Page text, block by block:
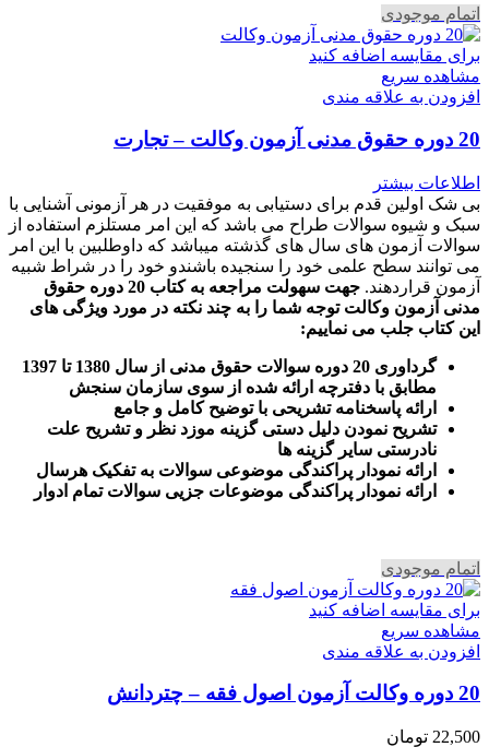
اتمام موجودی
برای مقایسه اضافه کنید
مشاهده سریع
افزودن به علاقه مندی
20 دوره حقوق مدنی آزمون وکالت – تجارت
اطلاعات بیشتر
بی شک اولین قدم برای دستیابی به موفقیت در هر آزمونی آشنایی با
سبک و شیوه سوالات طراح می باشد که این امر مستلزم استفاده از
سوالات آزمون های سال های گذشته میباشد که داوطلبین با این امر
می توانند سطح علمی خود را سنجیده باشندو خود را در شراط شبیه
آزمون قراردهند.
جهت سهولت مراجعه به کتاب 20 دوره حقوق
مدنی آزمون وکالت توجه شما را به چند نکته در مورد ویژگی های
این کتاب جلب می نماییم:
گرداوری 20 دوره سوالات حقوق مدنی از سال 1380 تا 1397
مطابق با دفترچه ارائه شده از سوی سازمان سنجش
ارائه پاسخنامه تشریحی با توضیح کامل و جامع
تشریح نمودن دلیل دستی گزینه موزد نظر و تشریح علت
نادرستی سایر گزینه ها
ارائه نمودار پراکندگی موضوعی سوالات به تفکیک هرسال
رائه نمودار پراکندگی موضوعات جزیی سوالات تمام ادوار
اتمام موجودی
برای مقایسه اضافه کنید
مشاهده سریع
افزودن به علاقه مندی
20 دوره وکالت آزمون اصول فقه – چتردانش
22,500 تومان